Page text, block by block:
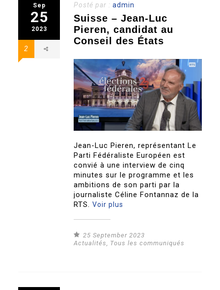
Sep
25
2023
2
Posté par :admin
Suisse – Jean-Luc
Pieren, candidat au
Conseil des États
Jean-Luc Pieren, représentant Le
Parti Fédéraliste Européen est
convié à une interview de cinq
minutes sur le programme et les
ambitions de son parti par la
journaliste Céline Fontannaz de la
RTS.Voir plus
25 September 2023
Actualités, Tous les communiqués